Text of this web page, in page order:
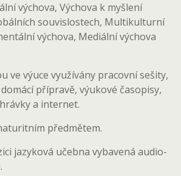
výchova, Výchova k myšlení
souvislostech, Multikulturní
výchova, Mediální výchova
ve výuce využívány pracovní sešity,
přípravě, výukové časopisy,
a internet.
předmětem.
jazyková učebna vybavená audio-